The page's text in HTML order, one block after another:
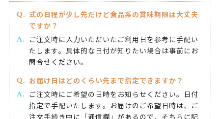
式の日程が少し先だけど食品系の賞味期限は大丈夫
ですか？
ご注文時に入力いただいたご利用日を参考に手配い
たします。具体的な日付が知りたい場合は事前にお
問合せください。
お届け日はどのくらい先まで指定できますか？
ご注文時にご希望の日時をお知らせください。日付
指定で手配いたします。お届けのご希望日時は、ご
注文手続き中に「通信欄」があるので、そちらに記